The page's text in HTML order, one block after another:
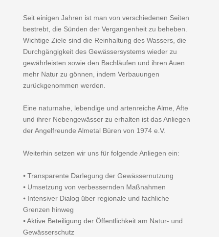
Seit einigen Jahren ist man von verschiedenen Seiten
bestrebt, die Sünden der Vergangenheit zu beheben.
Wichtige Ziele sind die Reinhaltung des Wassers, die
Durchgängigkeit des Gewässersystems wieder zu
gewährleisten sowie den Bachläufen und ihren Auen
mehr Natur zu gönnen, indem Verbauungen
zurückgenommen werden.
Eine naturnahe, lebendige und artenreiche Alme, Afte
und ihrer Nebengewässer zu erhalten ist das Anliegen
der Angelfreunde Almetal Büren von 1974 e.V.
Weiterhin setzen wir uns für folgende Anliegen ein:
⦁ Transparente Darlegung der Gewässernutzung
⦁ Umsetzung von verbessernden Maßnahmen
⦁ Intensiver Dialog über regionale und fachliche
Grenzen hinweg
⦁ Aktive Beteiligung der Öffentlichkeit am Natur- und
Gewässerschutz